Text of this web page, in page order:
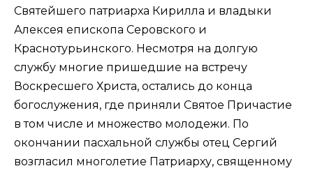
Святейшего патриарха Кирилла и владыки
Алексея епископа Серовского и
Краснотурьинского. Несмотря на долгую
службу многие пришедшие на встречу
Воскресшего Христа, остались до конца
богослужения, где приняли Святое Причастие
в том числе и множество молодежи. По
окончании пасхальной службы отец Сергий
возгласил многолетие Патриарху, священному